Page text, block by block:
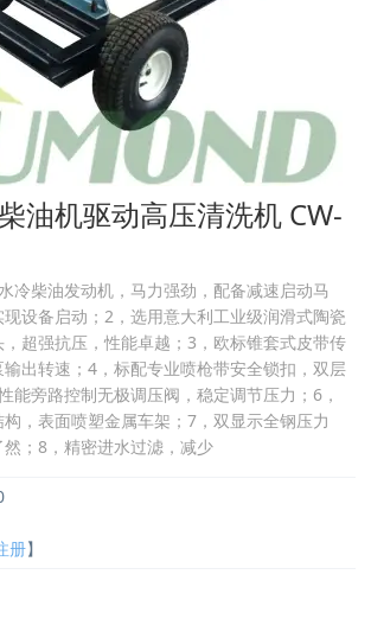
油机驱动高压清洗机 CW-
冷柴油发动机，马力强劲，配备减速启动马
设备启动；2，选用意大利工业级润滑式陶瓷
超强抗压，性能卓越；3，欧标锥套式皮带传
出转速；4，标配专业喷枪带安全锁扣，双层
能旁路控制无极调压阀，稳定调节压力；6，
，表面喷塑金属车架；7，双显示全钢压力
；8，精密进水过滤，减少
册】